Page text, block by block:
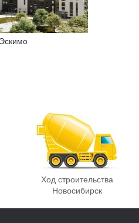
Эскимо
Ход строительства
Новосибирск